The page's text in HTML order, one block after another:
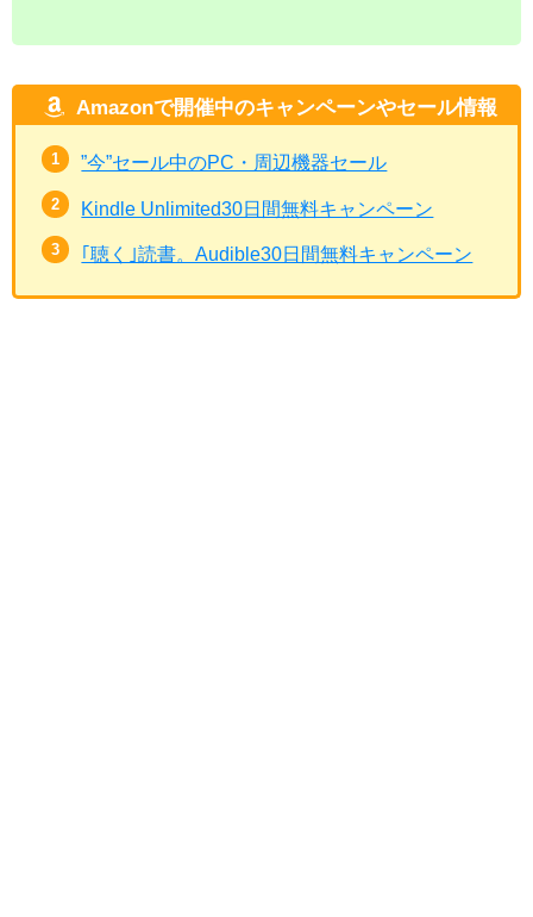
Amazonで開催中のキャンペーンやセール情報
”今”セール中のPC・周辺機器セール
Kindle Unlimited30日間無料キャンペーン
｢聴く｣読書。Audible30日間無料キャンペーン